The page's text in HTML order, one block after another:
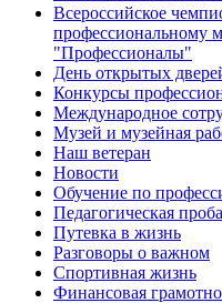
Всероссийское
профессиональному
"Профессионалы"
День открытых
Конкурсы
Международное
Музей и музейная
Наш ветеран
Новости
Обучение по
Педагогическая проба
Путевка в жизнь
Разговоры о важном
Спортивная жизнь
Финансовая